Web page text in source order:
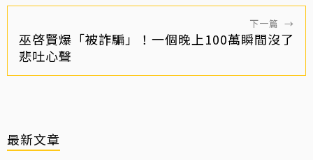
下一篇 →
巫啓賢爆「被詐騙」！一個晚上100萬瞬間沒了
悲吐心聲
最新文章